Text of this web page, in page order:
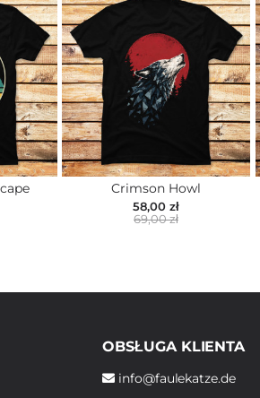
Crimson Howl
58,00 zł
69,00 zł
OBSŁUGA KLIENTA
info@faulekatze.de